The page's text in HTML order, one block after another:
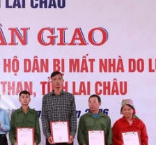
lại không
của thí